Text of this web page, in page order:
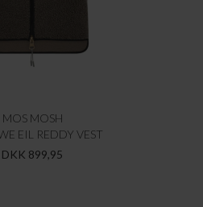
MOS MOSH
EIL REDDY VEST
DKK 899,95